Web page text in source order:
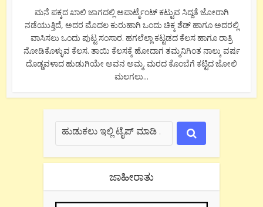
ಮನೆ ಪಕ್ಕದ ಖಾಲಿ ಜಾಗದಲ್ಲಿ ಅಪಾರ್ಟ್ಮೆಂಟ್ ಕಟ್ಟುವ ಸಿದ್ದತೆ ಜೋರಾಗಿ
ನಡೆಯುತ್ತಿದೆ, ಅದರ ಮೊದಲ ಕುರುಹಾಗಿ ಒಂದು ಚಿಕ್ಕ ಶೆಡ್ ಹಾಗೂ ಅದರಲ್ಲಿ
ವಾಸಿಸಲು ಒಂದು ಪುಟ್ಟ ಸಂಸಾರ. ಹಗಲೆಲ್ಲಾ ಕಟ್ಟಡದ ಕೆಲಸ ಹಾಗೂ ರಾತ್ರಿ
ನೋಡಿಕೊಳ್ಳುವ ಕೆಲಸ. ತಾಯಿ ಕೆಲಸಕ್ಕೆ ಹೋದಾಗ ತಮ್ಮನಿಗಿಂತ ನಾಲ್ಕು ವರ್ಷ
ದೊಡ್ಡವಳಾದ ಹುಡುಗಿಯೇ ಅವನ ಅಮ್ಮ. ಮರದ ಕೊಂಬೆಗೆ ಕಟ್ಟಿದ ಜೋಲಿ
ಮಲಗಲು...
ಜಾಹೀರಾತು